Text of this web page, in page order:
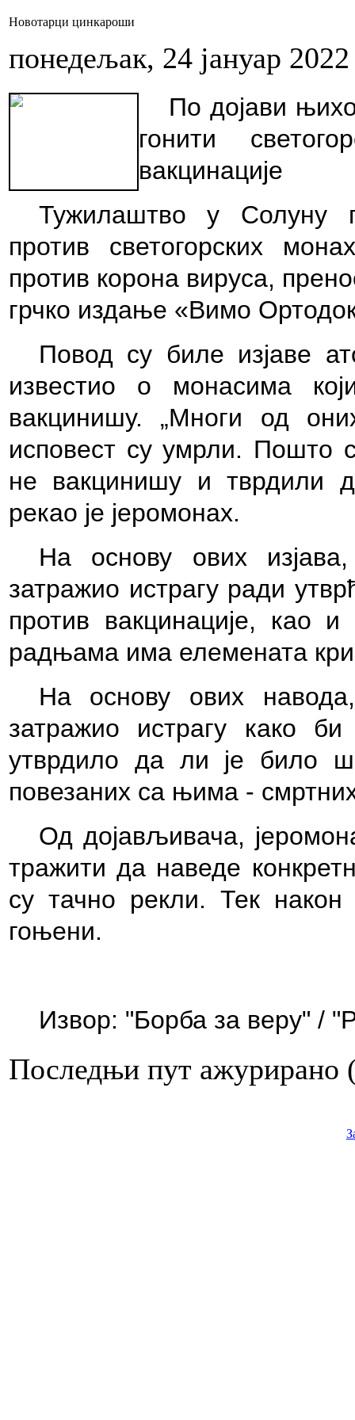
Новотарци цинкароши
понедељак, 24 јануар 2022
По дојави
гонити
вакцинације
Тужилаштво у Солуну
против светогорских
против корона вируса,
грчко издање «Вимо
Повод су биле изјаве
известио о монасима
вакцинишу. „Многи од
исповест су умрли. Пошто
не вакцинишу и тврдили
рекао је јеромонах.
На основу ових
затражио истрагу ради
против вакцинације,
радњама има елемената
На основу ових
затражио истрагу како
утврдило да ли је било
повезаних са њима -
Од дојављивача,
тражити да наведе
су тачно рекли. Тек
гоњени.
Извор: "Борба за веру" /
Последњи пут ажурирано